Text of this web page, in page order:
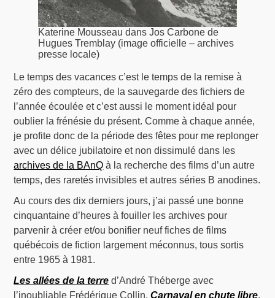
Katerine Mousseau dans Jos Carbone de
Hugues Tremblay (image officielle – archives
presse locale)
Le temps des vacances c’est le temps de la remise à
zéro des compteurs, de la sauvegarde des fichiers de
l’année écoulée et c’est aussi le moment idéal pour
oublier la frénésie du présent. Comme à chaque année,
je profite donc de la période des fêtes pour me replonger
avec un délice jubilatoire et non dissimulé dans les
archives de la BAnQ à la recherche des films d’un autre
temps, des raretés invisibles et autres séries B anodines.
Au cours des dix derniers jours, j’ai passé une bonne
cinquantaine d’heures à fouiller les archives pour
parvenir à créer et/ou bonifier neuf fiches de films
québécois de fiction largement méconnus, tous sortis
entre 1965 à 1981.
Les allées de la terre d’André Théberge avec
l’inoubliable Frédérique Collin,Carnaval en chute libre,